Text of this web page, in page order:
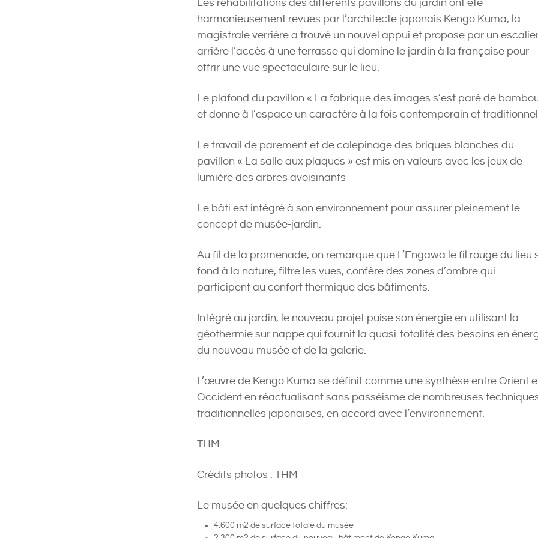
Les réhabilitations des différents pavillons du jardin ont été
harmonieusement revues par l’architecte japonais Kengo Kuma, la
magistrale verrière a trouvé un nouvel appui et propose par un
arrière l’accès à une terrasse qui domine le jardin à la française pour
offrir une vue spectaculaire sur le lieu.
Le plafond du pavillon « La fabrique des images s’est paré de
et donne à l’espace un caractère à la fois contemporain et traditionnel.
Le travail de parement et de calepinage des briques blanches du
pavillon « La salle aux plaques » est mis en valeurs avec les jeux de
lumière des arbres avoisinants
Le bâti est intégré à son environnement pour assurer pleinement le
concept de musée-jardin.
Au fil de la promenade, on remarque que L’Engawa le fil rouge du lieu
fond à la nature, filtre les vues, confère des zones d’ombre qui
participent au confort thermique des bâtiments.
Intégré au jardin, le nouveau projet puise son énergie en utilisant la
géothermie sur nappe qui fournit la quasi-totalité des besoins en
du nouveau musée et de la galerie.
L’œuvre de Kengo Kuma se définit comme une synthèse entre Orient
Occident en réactualisant sans passéisme de nombreuses
traditionnelles japonaises, en accord avec l’environnement.
THM
Crédits photos : THM
Le musée en quelques chiffres:
4.600 m2 de surface totale du musée